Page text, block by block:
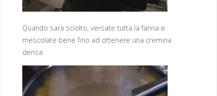
Quando sarà sciolto, versate tutta la farina e
mescolate bene fino ad ottenere una cremina
densa.